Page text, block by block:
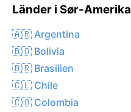
Länder i Sør-Amerika
🇦🇷 Argentina
🇧🇴 Bolivia
🇧🇷 Brasilien
🇨🇱 Chile
🇨🇴 Colombia